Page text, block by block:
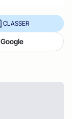
CLASSER